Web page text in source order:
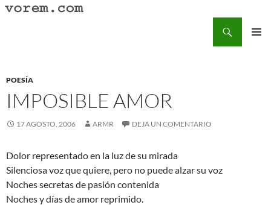
Saltar
POESÍA
IMPOSIBLE AMOR
17 AGOSTO, 2006 ARMR DEJA UN COMENTARIO
Dolor representado en la luz de su mirada
Silenciosa voz que quiere, pero no puede alzar su voz
Noches secretas de pasión contenida
Noches y días de amor reprimido.